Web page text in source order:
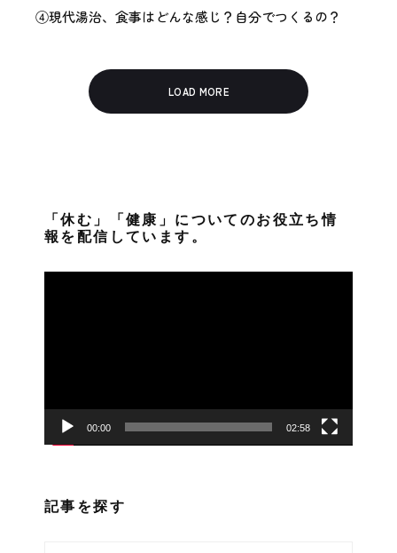
④現代湯治、食事はどんな感じ？自分でつくるの？
LOAD MORE
「休む」「健康」についてのお役立ち情
報を配信しています。
ー
00:00 02:58
記事を探す